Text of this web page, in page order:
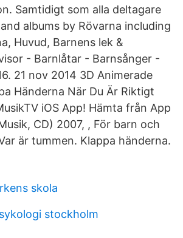
Samtidigt som alla deltagare
albums by Rövarna including
Huvud, Barnens lek &
- Barnlåtar - Barnsånger -
21 nov 2014 3D Animerade
Händerna När Du Är Riktigt
iOS App! Hämta från App
CD) 2007, , För barn och
är tummen. Klappa händerna.
skola
stockholm